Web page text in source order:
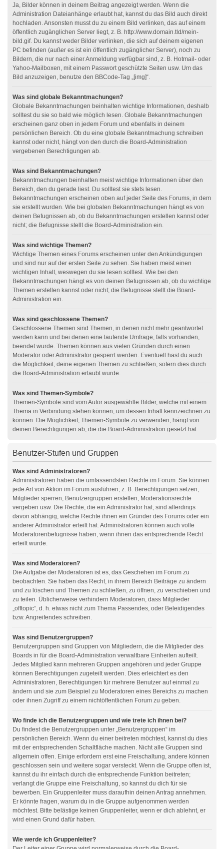
Ja, Bilder können in deinem Beitrag angezeigt werden. Wenn die
Administration Dateianhänge erlaubt hat, kannst du das Bild auch direkt
hochladen. Ansonsten musst du zu einem Bild verlinken, das auf einem
öffentlich zugänglichen Server liegt, z. B. http://www.domain.tld/mein-
bild.gif. Du kannst weder Bilder verlinken, die sich auf deinem eigenen
PC befinden (außer es ist ein öffentlich zugänglicher Server), noch zu
Bildern, die nur nach einer Anmeldung verfügbar sind, z. B. Hotmail- oder
Yahoo-Mailboxen, mit einem Passwort geschützte Seiten usw. Um das
Bild anzuzeigen, benutze den BBCode-Tag „[img]“.
Was sind globale Bekanntmachungen?
Globale Bekanntmachungen beinhalten wichtige Informationen, deshalb
solltest du sie so bald wie möglich lesen. Globale Bekanntmachungen
erscheinen ganz oben in jedem Forum und ebenfalls in deinem
persönlichen Bereich. Ob du eine globale Bekanntmachung schreiben
kannst oder nicht, hängt von den durch die Board-Administration
vergebenen Berechtigungen ab.
Was sind Bekanntmachungen?
Bekanntmachungen beinhalten meist wichtige Informationen über den
Bereich, den du gerade liest. Du solltest sie stets lesen.
Bekanntmachungen erscheinen oben auf jeder Seite des Forums, in dem
sie erstellt wurden. Wie bei globalen Bekanntmachungen hängt es von
deinen Befugnissen ab, ob du Bekanntmachungen erstellen kannst oder
nicht; die Befugnisse stellt die Board-Administration ein.
Was sind wichtige Themen?
Wichtige Themen eines Forums erscheinen unter den Ankündigungen
und sind nur auf der ersten Seite zu sehen. Sie haben meist einen
wichtigen Inhalt, weswegen du sie lesen solltest. Wie bei den
Bekanntmachungen hängt es von deinen Befugnissen ab, ob du wichtige
Themen erstellen kannst oder nicht; die Befugnisse stellt die Board-
Administration ein.
Was sind geschlossene Themen?
Geschlossene Themen sind Themen, in denen nicht mehr geantwortet
werden kann und bei denen eine laufende Umfrage, falls vorhanden,
beendet wurde. Themen können aus vielen Gründen durch einen
Moderator oder Administrator gesperrt werden. Eventuell hast du auch
die Möglichkeit, deine eigenen Themen zu schließen, sofern dies durch
die Board-Administration erlaubt wurde.
Was sind Themen-Symbole?
Themen-Symbole sind vom Autor ausgewählte Bilder, welche mit einem
Thema in Verbindung stehen können, um dessen Inhalt kennzeichnen zu
können. Die Möglichkeit, Themen-Symbole zu verwenden, hängt von
deinen Berechtigungen ab, die die Board-Administration gesetzt hat.
Benutzer-Stufen und Gruppen
Was sind Administratoren?
Administratoren haben die umfassendsten Rechte im Forum. Sie können
jede Art von Aktion im Forum ausführen; z. B. Berechtigungen setzen,
Mitglieder sperren, Benutzergruppen erstellen, Moderationsrechte
vergeben usw. Die Rechte, die ein Administrator hat, sind allerdings
davon abhängig, welche Rechte ihnen ein Gründer des Forums oder ein
anderer Administrator erteilt hat. Administratoren können auch volle
Moderatorenbefugnisse haben, wenn ihnen das entsprechende Recht
erteilt wurde.
Was sind Moderatoren?
Die Aufgabe der Moderatoren ist es, das Geschehen im Forum zu
beobachten. Sie haben das Recht, in ihrem Bereich Beiträge zu ändern
und zu löschen und Themen zu schließen, zu öffnen, zu verschieben und
zu teilen. Üblicherweise verhindern Moderatoren, dass Mitglieder
„offtopic“, d. h. etwas nicht zum Thema Passendes, oder Beleidigendes
bzw. Angreifendes schreiben.
Was sind Benutzergruppen?
Benutzergruppen sind Gruppen von Mitgliedern, die die Mitglieder des
Boards in für die Board-Administration verwaltbare Einheiten aufteilt.
Jedes Mitglied kann mehreren Gruppen angehören und jeder Gruppe
können Berechtigungen zugeteilt werden. Dies erleichtert es den
Administratoren, Berechtigungen für mehrere Benutzer auf einmal zu
ändern und sie zum Beispiel zu Moderatoren eines Bereichs zu machen
oder ihnen Zugriff zu einem nichtöffentlichen Forum zu geben.
Wo finde ich die Benutzergruppen und wie trete ich ihnen bei?
Du findest die Benutzergruppen unter „Benutzergruppen“ im
persönlichen Bereich. Wenn du einer beitreten möchtest, kannst du dies
mit der entsprechenden Schaltfläche machen. Nicht alle Gruppen sind
allgemein offen. Einige erfordern erst eine Freischaltung, andere können
geschlossen sein und weitere sogar versteckt. Wenn die Gruppe offen ist,
kannst du ihr einfach durch die entsprechende Funktion beitreten;
verlangt die Gruppe eine Freischaltung, so kannst du dich für sie
bewerben. Ein Gruppenleiter muss daraufhin deinen Antrag annehmen.
Er könnte fragen, warum du in die Gruppe aufgenommen werden
möchtest. Bitte belästige keinen Gruppenleiter, wenn er dich ablehnt, er
wird einen Grund dafür haben.
Wie werde ich Gruppenleiter?